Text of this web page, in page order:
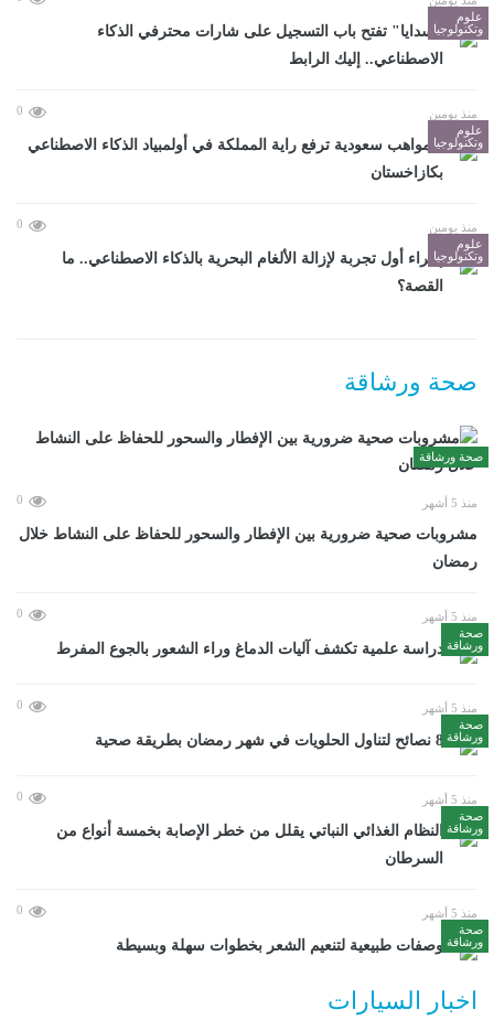
علوم
وتكنولوجيا"سدايا" تفتح باب التسجيل على شارات محترفي الذكاء
الاصطناعي.. إليك الرابط
منذ يومين
0
علوم
وتكنولوجيا4 مواهب سعودية ترفع راية المملكة في أولمبياد الذكاء الاصطناعي
بكازاخستان
منذ يومين
0
علوم
وتكنولوجياإجراء أول تجربة لإزالة الألغام البحرية بالذكاء الاصطناعي.. ما
القصة؟
صحة ورشاقة
صحة ورشاقة
منذ 5 أشهر 0
مشروبات صحية ضرورية بين الإفطار والسحور للحفاظ على النشاط خلال
رمضان
منذ 5 أشهر
0
صحة
ورشاقة دراسة علمية تكشف آليات الدماغ وراء الشعور بالجوع المفرط
منذ 5 أشهر
0
صحة
ورشاقة 8 نصائح لتناول الحلويات في شهر رمضان بطريقة صحية
منذ 5 أشهر
0
صحة
ورشاقة النظام الغذائي النباتي يقلل من خطر الإصابة بخمسة أنواع من
السرطان
منذ 5 أشهر
0
صحة
ورشاقة وصفات طبيعية لتنعيم الشعر بخطوات سهلة وبسيطة
اخبار السيارات